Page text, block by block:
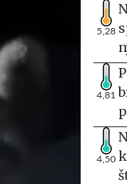
5,28
4,81
4,50